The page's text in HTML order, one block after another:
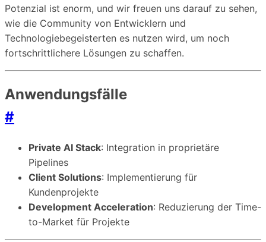
Potenzial ist enorm, und wir freuen uns darauf zu sehen,
wie die Community von Entwicklern und
Technologiebegeisterten es nutzen wird, um noch
fortschrittlichere Lösungen zu schaffen.
Anwendungsfälle
#
Private AI Stack: Integration in proprietäre
Pipelines
Client Solutions: Implementierung für
Kundenprojekte
Development Acceleration: Reduzierung der Time-
to-Market für Projekte